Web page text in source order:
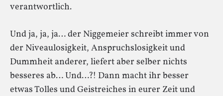
verantwortlich.
Und ja, ja, ja… der Niggemeier schreibt immer von
der Niveaulosigkeit, Anspruchslosigkeit und
Dummheit anderer, liefert aber selber nichts
besseres ab… Und…?! Dann macht ihr besser
etwas Tolles und Geistreiches in eurer Zeit und